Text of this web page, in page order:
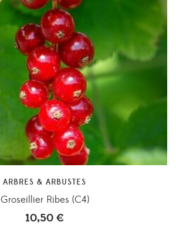
ARBRES & ARBUSTES
Groseillier Ribes (C4)
10,50 €